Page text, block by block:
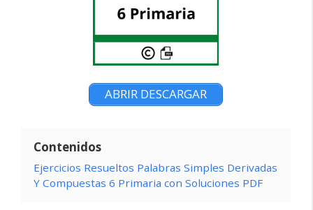
ABRIR DESCARGAR
Contenidos
Ejercicios Resueltos Palabras Simples Derivadas
Y Compuestas 6 Primaria con Soluciones PDF